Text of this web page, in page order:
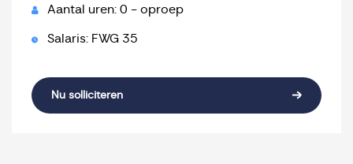
Aantal uren: 0 - oproep
Salaris: FWG 35
Nu solliciteren